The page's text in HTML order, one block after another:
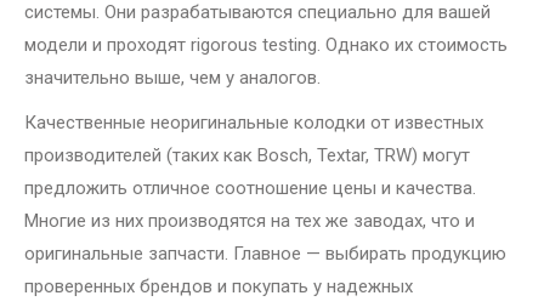
системы. Они разрабатываются специально для вашей
модели и проходят rigorous testing. Однако их стоимость
значительно выше, чем у аналогов.
Качественные неоригинальные колодки от известных
производителей (таких как Bosch, Textar, TRW) могут
предложить отличное соотношение цены и качества.
Многие из них производятся на тех же заводах, что и
оригинальные запчасти. Главное — выбирать продукцию
проверенных брендов и покупать у надежных